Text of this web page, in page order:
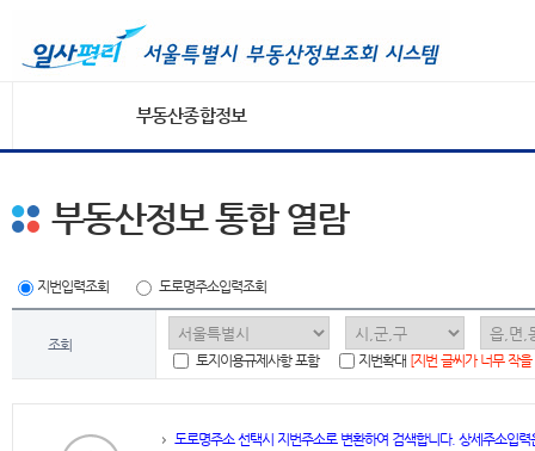
부동산종합정보
부동산정보 통합 열람
지번입력조회 도로명주소입력조회
조회
토지이용규제사항 포함
지번확대 [지번 글씨가 너무 작
도로명주소 선택시 지번주소로 변환하여 검색합니다. 상세주소입